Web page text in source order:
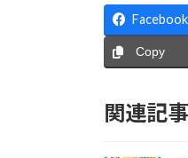
Facebook
Copy
関連記事